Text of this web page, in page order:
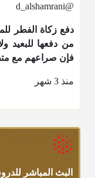
@d_alshamrani
دفعزكاة الفطر
من دفعها للبعيد
فإن صراعهم مع
منذ 3 شهر
البث المباشر